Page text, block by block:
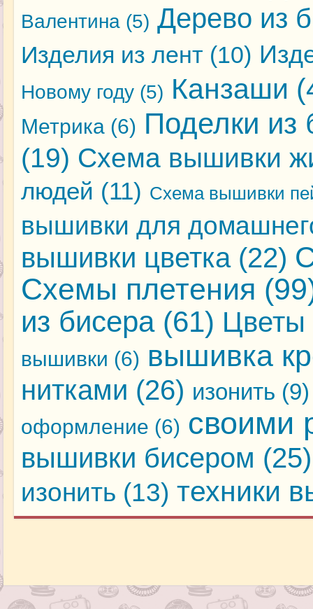
Валентина(5) Дерево из
Изделия из лент (10)
Новому году(5) Канзаши
Метрика(6) Поделки из
(19) Схема вышивки
людей (11) Схема вышивки
вышивки для
вышивки цветка(22)
Схемы плетения
из бисера(61) Цветы
вышивки (6) вышивка
нитками (26) изонить (9)
оформление (6) своими
вышивки бисером (25)
изонить (13) техники